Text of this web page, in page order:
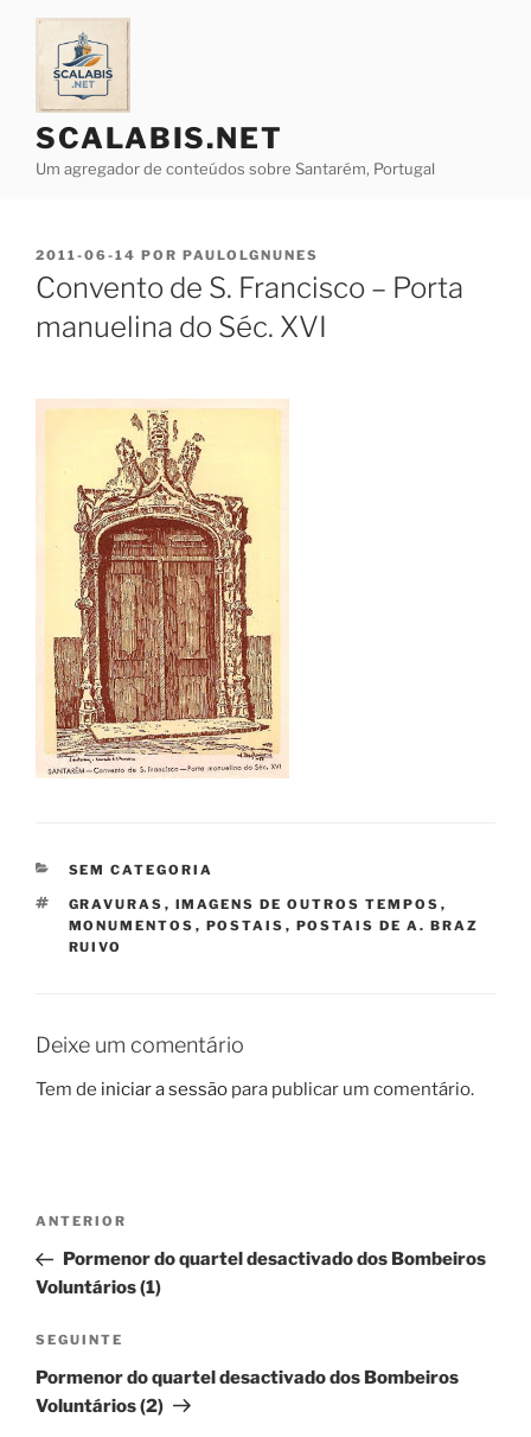
Saltar
conteúdo
SCALABIS.NET
Um agregador de conteúdos sobre Santarém, Portugal
PUBLICADO
EM
2011-06-14 POR PAULOLGNUNES
Convento de S. Francisco – Porta
manuelina do Séc. XVI
CATEGORIAS
SEM CATEGORIA
ETIQUETAS
GRAVURAS , IMAGENS DE OUTROS TEMPOS ,
MONUMENTOS , POSTAIS , POSTAIS DE A. BRAZ
RUIVO
Deixe um comentário
Tem de iniciar a sessão para publicar um comentário.
Navegação
artigos
Conteúdo
anterior
ANTERIOR
Pormenor do quartel desactivado dos Bombeiros
Voluntários (1)
Conteúdo
seguinte
SEGUINTE
Pormenor do quartel desactivado dos Bombeiros
Voluntários (2)